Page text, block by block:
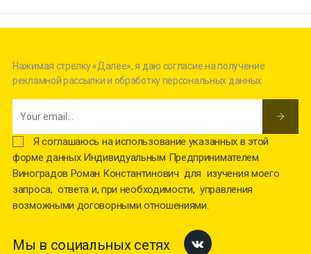
Нажимая стрелку «Далее», я даю согласие на получение
рекламной рассылки и обработку персональных данных
Я соглашаюсь на использование указанных в этой
форме данных Индивидуальным Предпринимателем
Виноградов Роман Константинович для изучения моего
запроса, ответа и, при необходимости, управления
возможными договорными отношениями.
Мы в социальных сетях Facebook